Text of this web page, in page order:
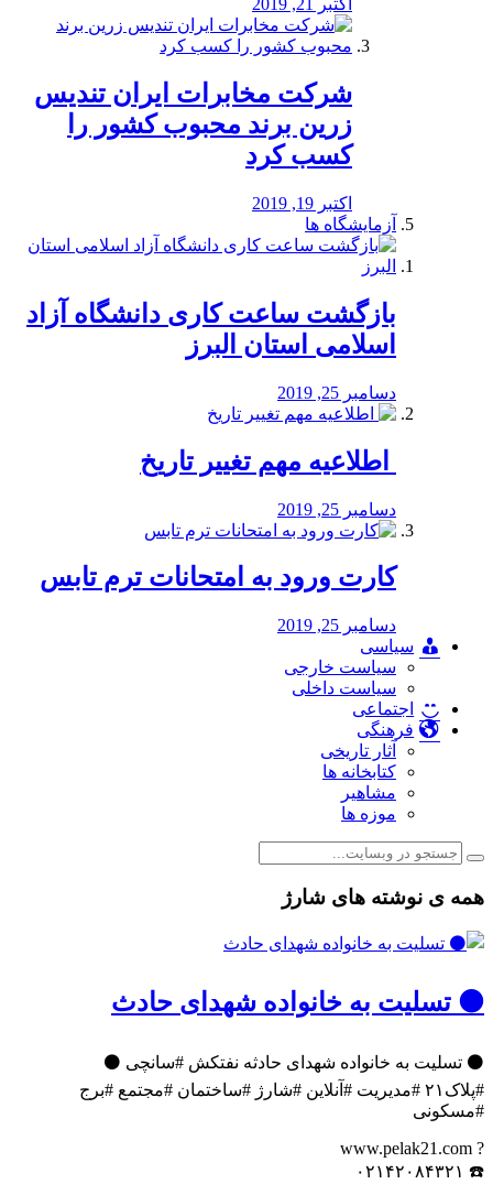
اکتبر 21, 2019
شرکت مخابرات ایران تندیس
زرین برند محبوب کشور را
کسب کرد
اکتبر 19, 2019
آزمایشگاه ها
بازگشت ساعت کاری دانشگاه آزاد
اسلامی استان البرز
دسامبر 25, 2019
️ اطلاعیه مهم تغییر تاریخ
دسامبر 25, 2019
کارت ورود به امتحانات ترم تابس
دسامبر 25, 2019
سیاسی
سیاست خارجی
سیاست داخلی
اجتماعی
فرهنگی
آثار تاریخی
کتابخانه ها
مشاهیر
موزه ها
همه ی نوشته های شارژ
⚫️ تسلیت به خانواده شهدای حادث
⚫️ تسلیت به خانواده شهدای حادثه نفتکش #سانچی ⚫️
#پلاک۲۱ #مدیریت #آنلاین #شارژ #ساختمان #مجتمع #برج
#مسکونی
? www.pelak21.com
☎️ ۰۲۱۴۲۰۸۴۳۲۱